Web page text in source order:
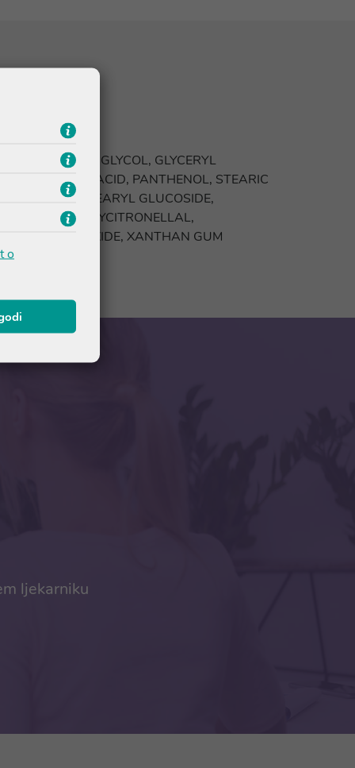
PROPYLENE GLYCOL, GLYCERYL
PALMITIC ACID, PANTHENOL, STEARIC
GLYCOL, CETEARYL GLUCOSIDE,
HYDROXYCITRONELLAL,
HYDROXIDE, XANTHAN GUM
ljekarniku
o